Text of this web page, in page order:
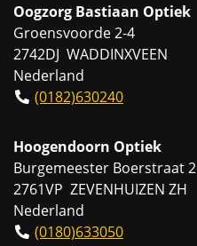
Oogzorg Bastiaan Optiek
Groensvoorde 2-4
2742DJ WADDINXVEEN
Nederland
(0182)630240
Hoogendoorn Optiek
Burgemeester Boerstraat 2
2761VP ZEVENHUIZEN ZH
Nederland
(0180)633050